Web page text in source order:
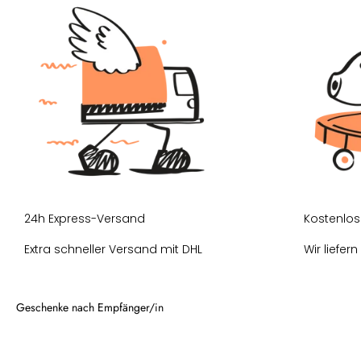
24h Express-Versand
Extra schneller Versand mit DHL
Wir